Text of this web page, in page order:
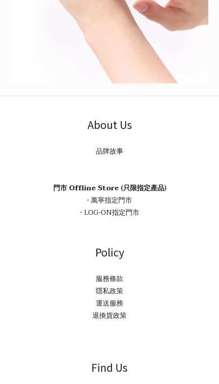
About Us
品牌故事
門市 Offline Store (只限指定產品)
• 萬寧指定門市
• LOG-ON指定門市
Policy
服務條款
隱私政策
運送服務
退換貨政策
Find Us